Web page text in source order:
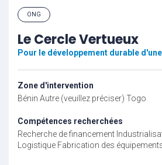
ONG
Le Cercle Vertueux
Pour le développement durable
Zone d'intervention
Bénin Autre (veuillez préciser) Togo
Compétences recherchées
Recherche de financement
Logistique Fabrication des